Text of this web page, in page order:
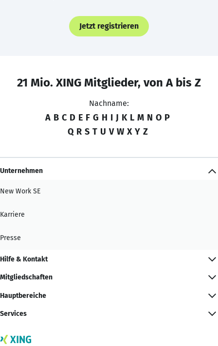
Jetzt registrieren
21 Mio. XING Mitglieder, von A bis Z
Nachname:
A B C D E F G H I J K L M N O P
Q R S T U V W X Y Z
Unternehmen
New Work SE
Karriere
Presse
Hilfe & Kontakt
Mitgliedschaften
Hauptbereiche
Services